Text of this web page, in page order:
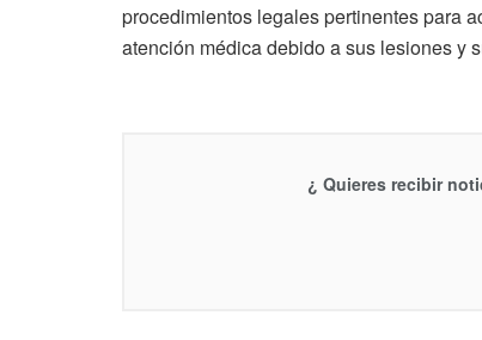
procedimientos legales pertinentes para
atención médica debido a sus lesiones y
¿ Quieres recibir